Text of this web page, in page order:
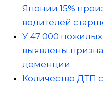
Японии 15%
водителей
У 47 000
выявлены
деменции
Количество ДТП